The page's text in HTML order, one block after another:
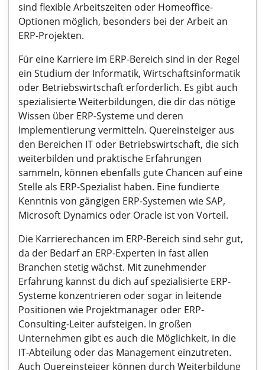
sind flexible Arbeitszeiten oder Homeoffice-
Optionen möglich, besonders bei der Arbeit an
ERP-Projekten.
Für eine Karriere im ERP-Bereich sind in der Regel
ein Studium der Informatik, Wirtschaftsinformatik
oder Betriebswirtschaft erforderlich. Es gibt auch
spezialisierte Weiterbildungen, die dir das nötige
Wissen über ERP-Systeme und deren
Implementierung vermitteln. Quereinsteiger aus
den Bereichen IT oder Betriebswirtschaft, die sich
weiterbilden und praktische Erfahrungen
sammeln, können ebenfalls gute Chancen auf eine
Stelle als ERP-Spezialist haben. Eine fundierte
Kenntnis von gängigen ERP-Systemen wie SAP,
Microsoft Dynamics oder Oracle ist von Vorteil.
Die Karrierechancen im ERP-Bereich sind sehr gut,
da der Bedarf an ERP-Experten in fast allen
Branchen stetig wächst. Mit zunehmender
Erfahrung kannst du dich auf spezialisierte ERP-
Systeme konzentrieren oder sogar in leitende
Positionen wie Projektmanager oder ERP-
Consulting-Leiter aufsteigen. In großen
Unternehmen gibt es auch die Möglichkeit, in die
IT-Abteilung oder das Management einzutreten.
Auch Quereinsteiger können durch Weiterbildung